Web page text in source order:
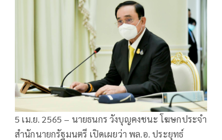
5 เม.ย. 2565 – นายธนกร วังบุญคงชนะ โฆษกประจำ
สำนักนายกรัฐมนตรี เปิดเผยว่า พล.อ. ประยุทธ์